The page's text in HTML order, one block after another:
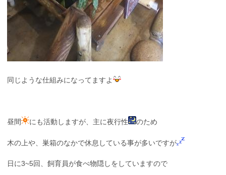
同じような仕組みになってますよ
昼間 にも活動しますが、主に夜行性 のため
木の上や、巣箱のなかで休息している事が多いですが
日に3~5回、飼育員が食べ物隠しをしていますので